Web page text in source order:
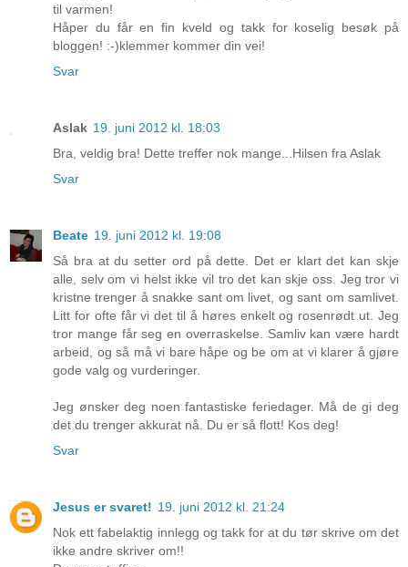
til varmen!
Håper du får en fin kveld og takk for koselig besøk på
bloggen! :-)klemmer kommer din vei!
Svar
Aslak 19. juni 2012 kl. 18:03
Bra, veldig bra! Dette treffer nok mange...Hilsen fra Aslak
Svar
Beate 19. juni 2012 kl. 19:08
Så bra at du setter ord på dette. Det er klart det kan skje
alle, selv om vi helst ikke vil tro det kan skje oss. Jeg tror vi
kristne trenger å snakke sant om livet, og sant om samlivet.
Litt for ofte får vi det til å høres enkelt og rosenrødt ut. Jeg
tror mange får seg en overraskelse. Samliv kan være hardt
arbeid, og så må vi bare håpe og be om at vi klarer å gjøre
gode valg og vurderinger.
Jeg ønsker deg noen fantastiske feriedager. Må de gi deg
det du trenger akkurat nå. Du er så flott! Kos deg!
Svar
Jesus er svaret! 19. juni 2012 kl. 21:24
Nok ett fabelaktig innlegg og takk for at du tør skrive om det
ikke andre skriver om!!